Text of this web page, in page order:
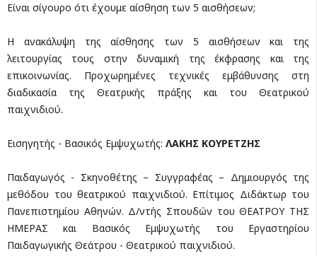
Είναι σίγουρο ότι έχουμε αίσθηση των 5 αισθήσεων;
Η ανακάλυψη της αίσθησης των 5 αισθήσεων και της
λειτουργίας τους στην δυναμική της έκφρασης και της
επικοινωνίας. Προχωρημένες τεχνικές εμβάθυνσης στη
διαδικασία της Θεατρικής πράξης και του Θεατρικού
παιχνιδιού.
Εισηγητής - Βασικός Εμψυχωτής: ΛΑΚΗΣ ΚΟΥΡΕΤΖΗΣ
Παιδαγωγός - Σκηνοθέτης – Συγγραφέας – Δημιουργός της
μεθόδου του θεατρικού παιχνιδιού. Επίτιμος Διδάκτωρ του
Πανεπιστημίου Αθηνών. Δ/ντής Σπουδών του ΘΕΑΤΡΟΥ ΤΗΣ
ΗΜΕΡΑΣ και Βασικός Εμψυχωτής του Εργαστηρίου
Παιδαγωγικής Θεάτρου - Θεατρικού παιχνιδιού.